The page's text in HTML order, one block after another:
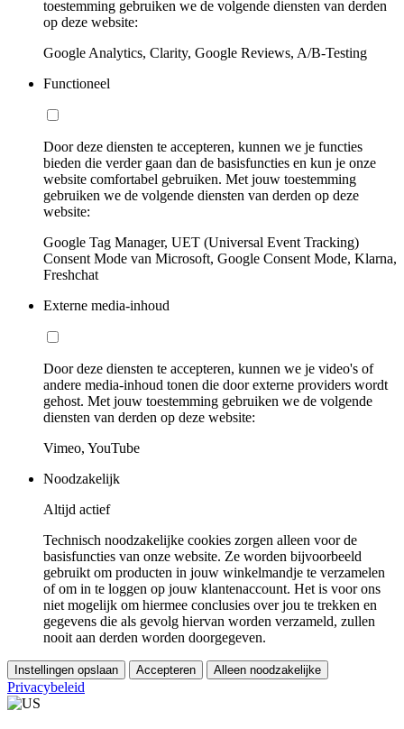
toestemming gebruiken we de volgende diensten van derden
op deze website:
Google Analytics, Clarity, Google Reviews, A/B-Testing
Functioneel
Door deze diensten te accepteren, kunnen we je functies
bieden die verder gaan dan de basisfuncties en kun je onze
website comfortabel gebruiken. Met jouw toestemming
gebruiken we de volgende diensten van derden op deze
website:
Google Tag Manager, UET (Universal Event Tracking)
Consent Mode van Microsoft, Google Consent Mode, Klarna,
Freshchat
Externe media-inhoud
Door deze diensten te accepteren, kunnen we je video's of
andere media-inhoud tonen die door externe providers wordt
gehost. Met jouw toestemming gebruiken we de volgende
diensten van derden op deze website:
Vimeo, YouTube
Noodzakelijk
Altijd actief
Technisch noodzakelijke cookies zorgen alleen voor de
basisfuncties van onze website. Ze worden bijvoorbeeld
gebruikt om producten in jouw winkelmandje te verzamelen
of om in te loggen op jouw klantenaccount. Het is voor ons
niet mogelijk om hiermee conclusies over jou te trekken en
gegevens die als gevolg hiervan worden verzameld, zullen
nooit aan derden worden doorgegeven.
Instellingen opslaan Accepteren Alleen noodzakelijke
Privacybeleid